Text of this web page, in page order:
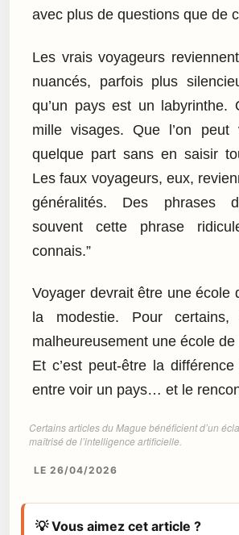
avec plus de questions que de
Les vrais voyageurs
nuancés, parfois plus
qu’un pays est un labyrinthe.
mille visages. Que l’on
quelque part sans en saisir
Les faux voyageurs, eux,
généralités. Des phrases
souvent cette phrase
connais.”
Voyager devrait être une école
la modestie. Pour certains,
malheureusement une école de
Et c’est peut-être la
entre voir un pays… et le
Certains articles du Mague bénéficient d’un
maîtrisé de l’intelligence artificielle.
LE 26/04/2026
💡 Vous aimez cet article ?